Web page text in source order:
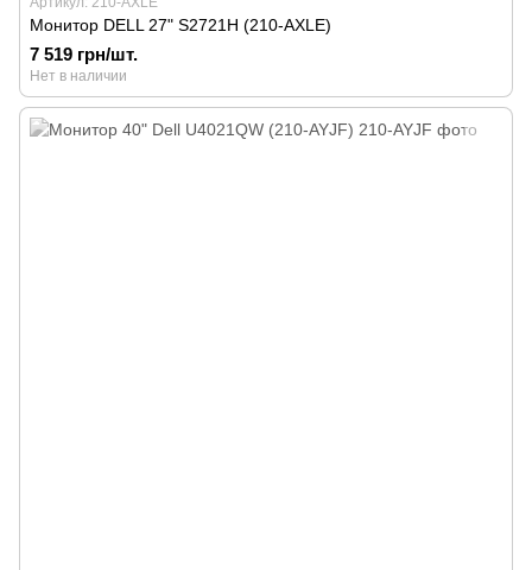
Монитор DELL 27" S2721H (210-AXLE)
7 519 грн/шт.
Нет в наличии